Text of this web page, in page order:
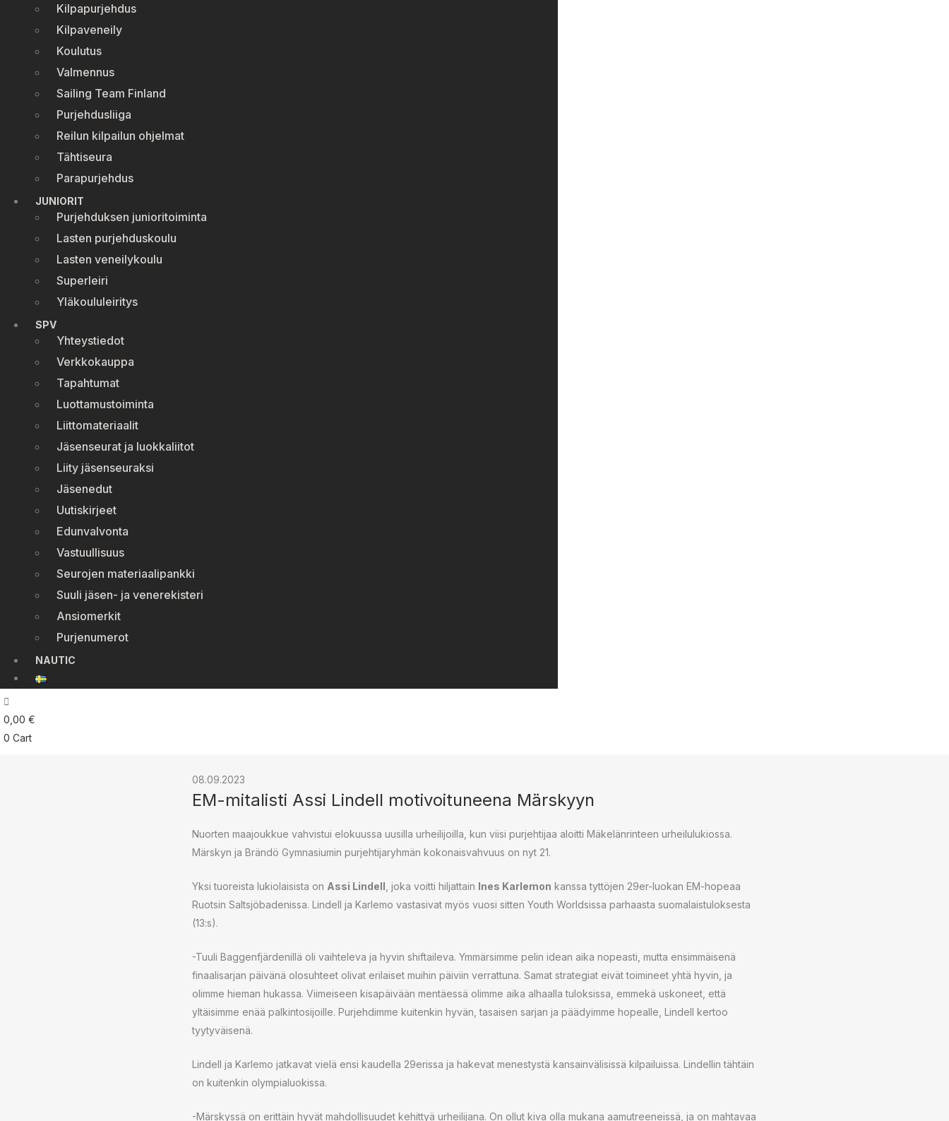
Kilpapurjehdus
Kilpaveneily
Koulutus
Valmennus
Sailing Team Finland
Purjehdusliiga
Reilun kilpailun ohjelmat
Tähtiseura
Parapurjehdus
JUNIORIT
Purjehduksen junioritoiminta
Lasten purjehduskoulu
Lasten veneilykoulu
Superleiri
Yläkoululeiritys
SPV
Yhteystiedot
Verkkokauppa
Tapahtumat
Luottamustoiminta
Liittomateriaalit
Jäsenseurat ja luokkaliitot
Liity jäsenseuraksi
Jäsenedut
Uutiskirjeet
Edunvalvonta
Vastuullisuus
Seurojen materiaalipankki
Suuli jäsen- ja venerekisteri
Ansiomerkit
Purjenumerot
NAUTIC
0,00 €
0 Cart
08.09.2023
EM-mitalisti Assi Lindell motivoituneena Märskyyn
Nuorten maajoukkue vahvistui elokuussa uusilla urheilijoilla, kun viisi purjehtijaa aloitti Mäkelänrinteen urheilulukiossa.
Märskyn ja Brändö Gymnasiumin purjehtijaryhmän kokonaisvahvuus on nyt 21.
Yksi tuoreista lukiolaisista on Assi Lindell , joka voitti hiljattain Ines Karlemon kanssa tyttöjen 29er-luokan EM-hopeaa
Ruotsin Saltsjöbadenissa. Lindell ja Karlemo vastasivat myös vuosi sitten Youth Worldsissa parhaasta suomalaistuloksesta
(13:s).
-Tuuli Baggenfjärdenillä oli vaihteleva ja hyvin shiftaileva. Ymmärsimme pelin idean aika nopeasti, mutta ensimmäisenä
finaalisarjan päivänä olosuhteet olivat erilaiset muihin päiviin verrattuna. Samat strategiat eivät toimineet yhtä hyvin, ja
olimme hieman hukassa. Viimeiseen kisapäivään mentäessä olimme aika alhaalla tuloksissa, emmekä uskoneet, että
yltäisimme enää palkintosijoille. Purjehdimme kuitenkin hyvän, tasaisen sarjan ja päädyimme hopealle, Lindell kertoo
tyytyväisenä.
Lindell ja Karlemo jatkavat vielä ensi kaudella 29erissa ja hakevat menestystä kansainvälisissä kilpailuissa. Lindellin tähtäin
on kuitenkin olympialuokissa.
-Märskyssä on erittäin hyvät mahdollisuudet kehittyä urheilijana. On ollut kiva olla mukana aamutreeneissä, ja on mahtavaa